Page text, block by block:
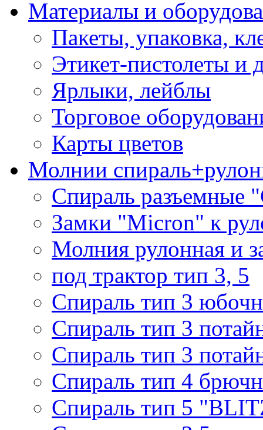
Материалы и
Пакеты, упаковка,
Этикет-пистолеты и
Ярлыки, лейблы
Торговое
Карты цветов
Молнии
Спираль разъемные
Замки "Micron" к
Молния рулонная и
под трактор тип 3, 5
Спираль тип 3
Спираль тип 3
Спираль тип 3
Спираль тип 4
Спираль тип 5